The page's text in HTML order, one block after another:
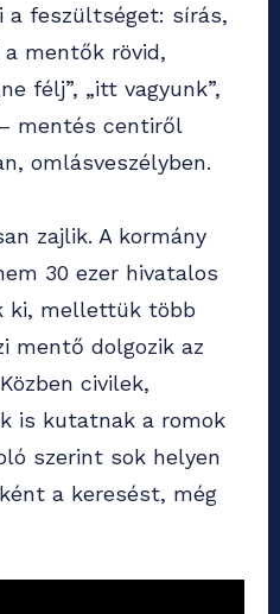
a feszültséget: sírás,
mentők rövid,
félj”, „itt vagyunk”,
– mentés centiről
omlásveszélyben.
zajlik. A kormány
30 ezer hivatalos
ki, mellettük több
mentő dolgozik az
civilek,
is kutatnak a romok
szerint sok helyen
a keresést, még